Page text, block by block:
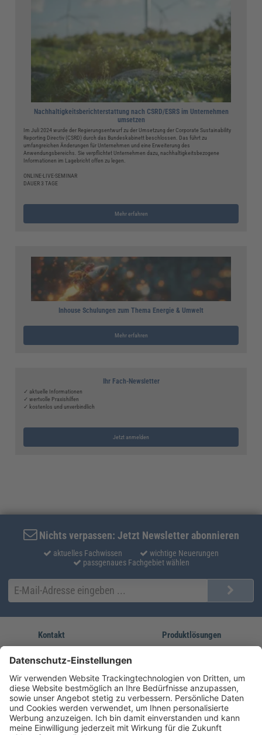
Nachhaltigkeitsberichterstattung nach CSRD/ESRS im Unternehmen
umsetzen
Im Juli 2024 wurde der Regierungsentwurf zu der Umsetzung der Corporate Sustainability
Reporting Directiv (CSRD) durch das Bundeskabinett beschlossen. Das führt zu
umfangreichen Änderungen für Unternehmen und eine Erweiterung des
Anwendungsbereichs. Sie verpflichtet Unternehmen dazu, nachhaltigkeitsbezogene
Informationen im Lagebricht offen zu legen.
ONLINE-LIVE-SEMINAR
DAUER 3 TAGE
Mehr erfahren
Inhouse Schulungen zum Thema Energie & Umwelt
Mehr erfahren
Ihr Fach-Newsletter
✓ aktuelle Informationen
✓ wertvolle Praxishilfen
✓ kostenlos und unverbindlich
Jetzt anmelden
Nichts verpassen: Jetzt Newsletter abonnieren
aktuelles Fachwissen
wichtige Neuerungen
passgenaues Fachgebiet wählen
Kontakt
service@forum-verlag.com
Mo-Do 07:30 - 17:00 Uhr
Fr 07:30 - 15:00 Uhr
Produktlösungen
Unsere Marken